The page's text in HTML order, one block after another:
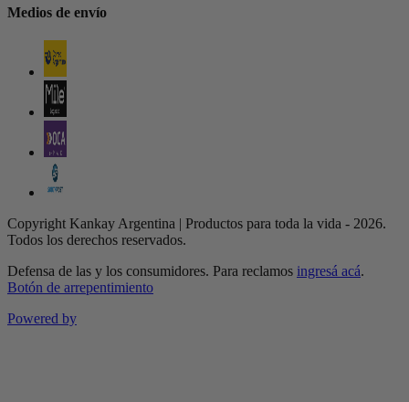
Medios de envío
Copyright Kankay Argentina | Productos para toda la vida - 2026.
Todos los derechos reservados.
Defensa de las y los consumidores. Para reclamos ingresá acá.
Botón de arrepentimiento
Powered by